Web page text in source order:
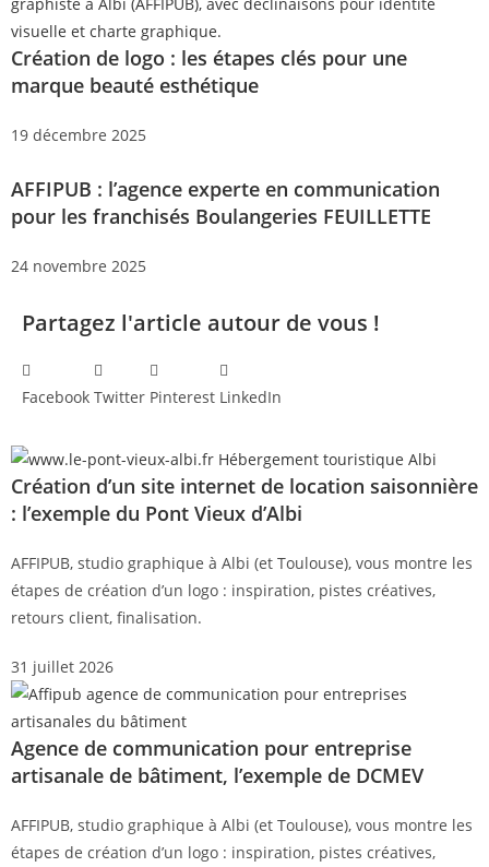
Création de logo : les étapes clés pour une
marque beauté esthétique
19 décembre 2025
AFFIPUB : l’agence experte en communication
pour les franchisés Boulangeries FEUILLETTE
24 novembre 2025
Partagez l'article autour de vous !
Facebook Twitter Pinterest LinkedIn
Création d’un site internet de location saisonnière
: l’exemple du Pont Vieux d’Albi
AFFIPUB, studio graphique à Albi (et Toulouse), vous montre les
étapes de création d’un logo : inspiration, pistes créatives,
retours client, finalisation.
31 juillet 2026
Agence de communication pour entreprise
artisanale de bâtiment, l’exemple de DCMEV
AFFIPUB, studio graphique à Albi (et Toulouse), vous montre les
étapes de création d’un logo : inspiration, pistes créatives,